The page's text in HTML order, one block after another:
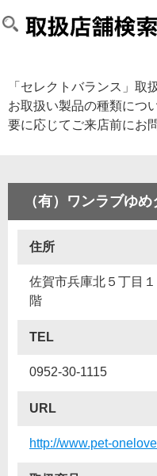
「セレクトバランス」取
お取扱い製品の種類につ
要に応じてご来店前にお
（有）ワンラブゆ
住所
佐賀市兵庫北５丁目
階
TEL
0952-30-1115
URL
http://www.pet-